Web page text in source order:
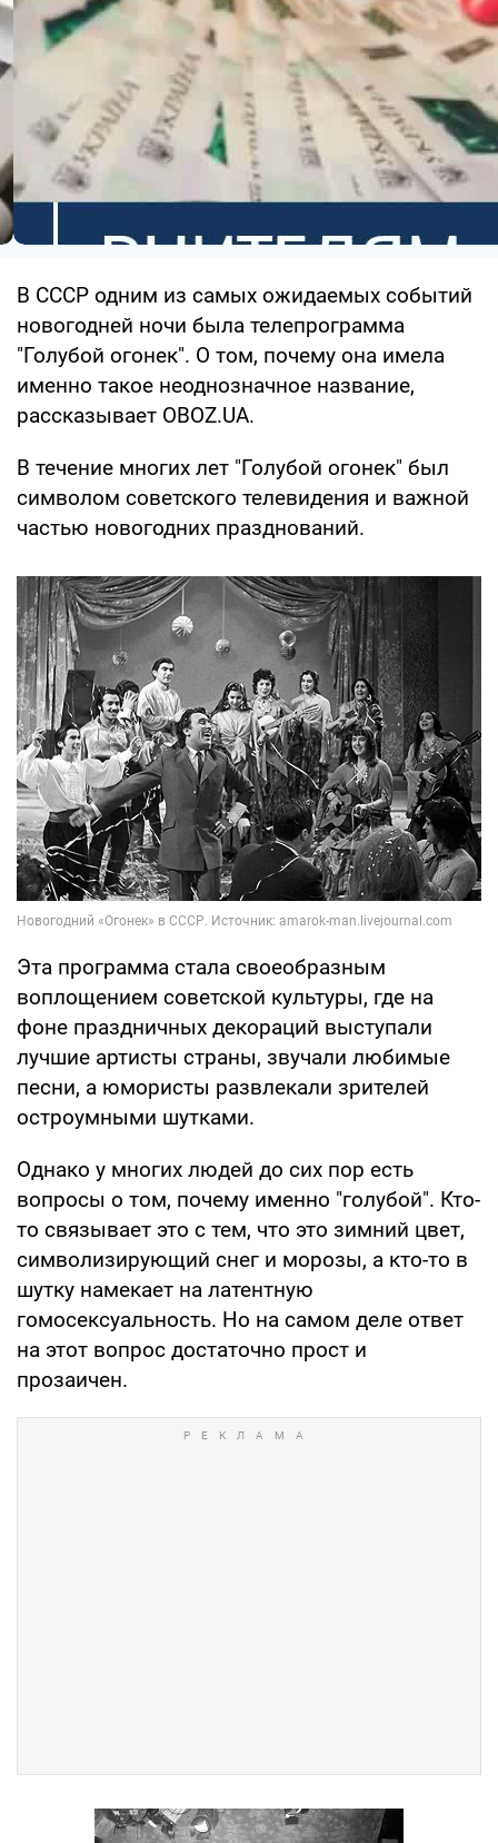
В СССР одним из самых ожидаемых событий
новогодней ночи была телепрограмма
"Голубой огонек". О том, почему она имела
именно такое неоднозначное название,
рассказывает OBOZ.UA.
В течение многих лет "Голубой огонек" был
символом советского телевидения и важной
частью новогодних празднований.
Эта программа стала своеобразным
воплощением советской культуры, где на
фоне праздничных декораций выступали
лучшие артисты страны, звучали любимые
песни, а юмористы развлекали зрителей
остроумными шутками.
Однако у многих людей до сих пор есть
вопросы о том, почему именно "голубой". Кто-
то связывает это с тем, что это зимний цвет,
символизирующий снег и морозы, а кто-то в
шутку намекает на латентную
гомосексуальность. Но на самом деле ответ
на этот вопрос достаточно прост и
прозаичен.